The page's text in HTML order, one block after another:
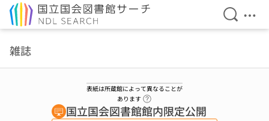
検索を
メ
雑誌
表紙は所蔵館によって異なることが
あります
国立国会図書館館内限定公開